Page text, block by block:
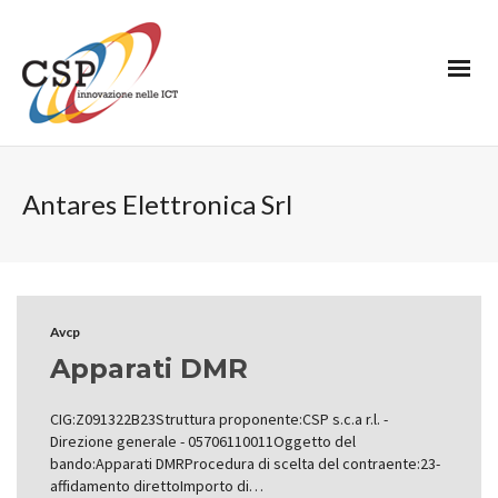
Antares Elettronica Srl
Avcp
Apparati DMR
CIG:Z091322B23Struttura proponente:CSP s.c.a r.l. -
Direzione generale - 05706110011Oggetto del
bando:Apparati DMRProcedura di scelta del contraente:23-
affidamento direttoImporto di…